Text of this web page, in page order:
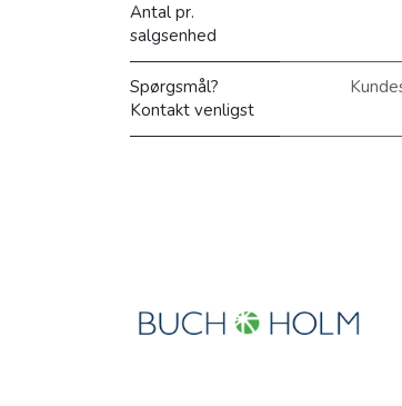
Antal pr.
salgsenhed
Spørgsmål?
Kontakt venligst